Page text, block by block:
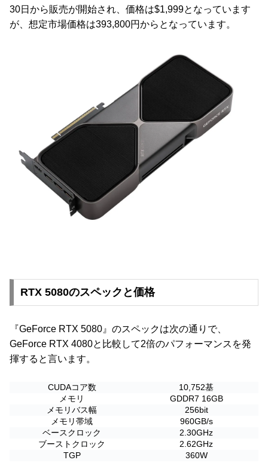
30日から販売が開始され、価格は$1,999となっています
が、想定市場価格は393,800円からとなっています。
RTX 5080のスペックと価格
『GeForce RTX 5080』のスペックは次の通りで、
GeForce RTX 4080と比較して2倍のパフォーマンスを発
揮すると言います。
CUDAコア数
10,752基
メモリ
GDDR7 16GB
メモリバス幅
256bit
メモリ帯域
960GB/s
ベースクロック
2.30GHz
ブーストクロック
2.62GHz
TGP
360W